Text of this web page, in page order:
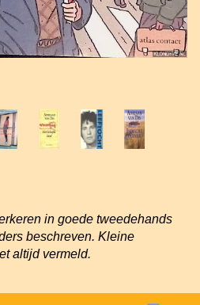
in goede tweedehands
beschreven. Kleine
altijd vermeld.